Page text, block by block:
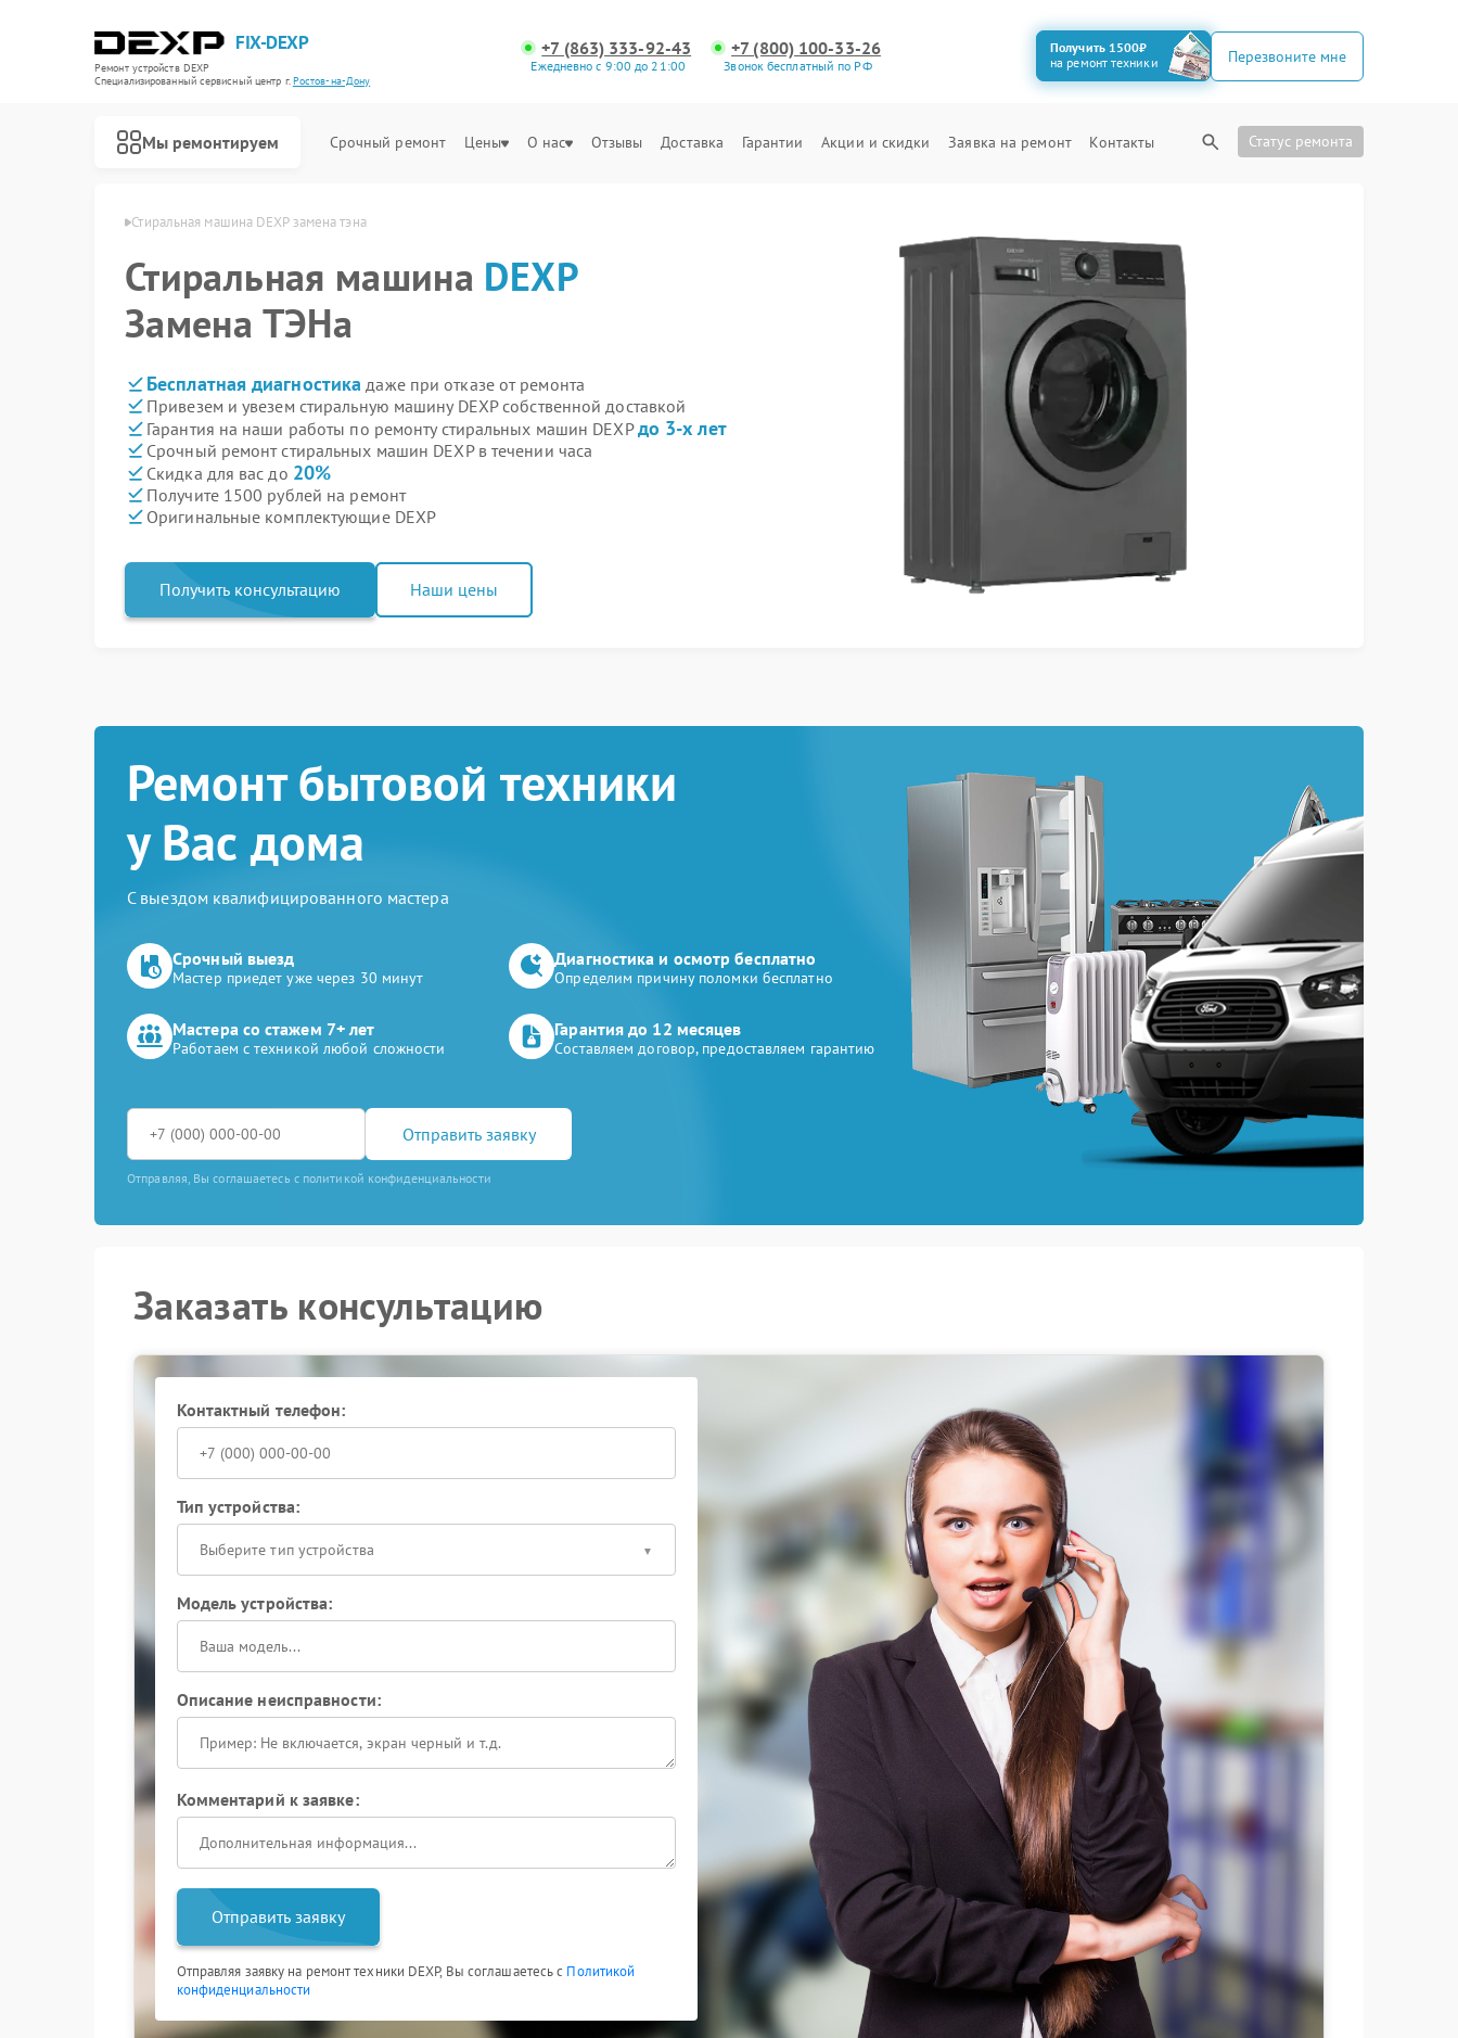
FIX-DEXP
Ремонт устройств DEXP
Специализированный cервисный центр г.Ростов-на-Дону
+7 (863) 333-92-43
Ежедневно с 9:00 до 21:00
+7 (800) 100-33-26
Звонок бесплатный по РФ
Получить 1500₽
на ремонт техники
Перезвоните мне
Мы ремонтируем Срочный ремонт Цены О нас Отзывы Доставка Гарантии Акции и скидки Заявка на ремонт Контакты Статус ремонта
в Ростове-на-Дону Стиральная машина DEXP замена тэна
Стиральная машина DEXP
Замена ТЭНа
Бесплатная диагностика даже при отказе от ремонта
Привезем и увезем стиральную машину DEXP собственной доставкой
Гарантия на наши работы по ремонту стиральных машин DEXPдо 3-х лет
Срочный ремонт стиральных машин DEXP в течении часа
Скидка для вас до 20%
Получите 1500 рублей на ремонт
Оригинальные комплектующие DEXP
Получить консультацию Наши цены
Ремонт бытовой техники
у Вас дома
С выездом квалифицированного мастера
Срочный выезд
Мастер приедет уже через 30 минут
Диагностика и осмотр бесплатно
Определим причину поломки бесплатно
Мастера со стажем 7+ лет
Работаем с техникой любой сложности
Гарантия до 12 месяцев
Составляем договор, предоставляем гарантию
Отправить заявку
Отправляя, Вы соглашаетесь с политикой конфиденциальности
Заказать консультацию
Контактный телефон:
Тип устройства:
Выберите тип устройства
Модель устройства:
Описание неисправности:
Комментарий к заявке:
Отправить заявку
Отправляя заявку на ремонт техники DEXP, Вы соглашаетесь с Политикой
конфиденциальности